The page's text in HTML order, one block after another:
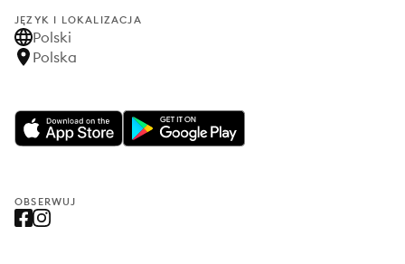
JĘZYK I LOKALIZACJA
Polski
Polska
OBSERWUJ